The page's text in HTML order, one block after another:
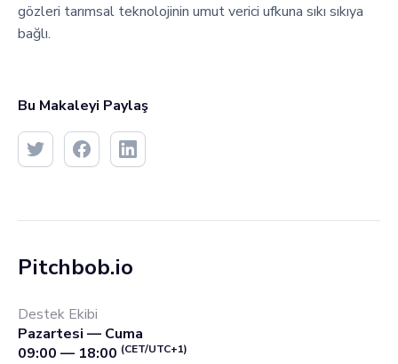
gözleri tarımsal teknolojinin umut verici ufkuna sıkı sıkıya
bağlı.
Bu Makaleyi Paylaş
Pitchbob.io
Destek Ekibi
Pazartesi — Cuma
09:00 — 18:00 (CET/UTC+1)